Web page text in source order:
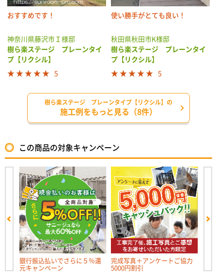
おすすめです！
神奈川県藤沢市Ｉ様邸
樹ら楽ステージ プレーンタイ
プ【リクシル】
5
使い勝手がとても良い！
秋田県秋田市K様邸
樹ら楽ステージ プレーンタイ
プ【リクシル】
5
樹ら楽ステージ プレーンタイプ【リクシル】の
施工例をもっと見る（8件）
この商品の対象キャンペーン
銀行振込払いでさらに５％還
元キャンペーン
完成写真＋アンケートご協力
5000円割引